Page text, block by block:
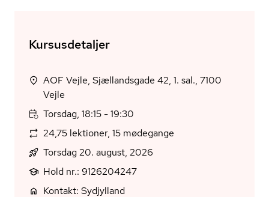
Kursusdetaljer
AOF Vejle, Sjællandsgade 42, 1. sal., 7100
Vejle
Torsdag, 18:15 - 19:30
24,75 lektioner, 15 mødegange
Torsdag 20. august, 2026
Hold nr.: 9126204247
Kontakt: Sydjylland